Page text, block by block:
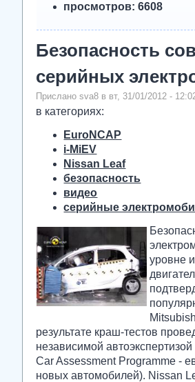
просмотров: 6608
Безопасность
серийных
Прислано sva8 в вт, 31/01/2012 -
в категориях:
EuroNCAP
i-MiEV
Nissan Leaf
безопасность
видео
серийные
уровне
результате краш-тестов
независимой
Car Assessment Programme -
новых автомобилей). Nissan